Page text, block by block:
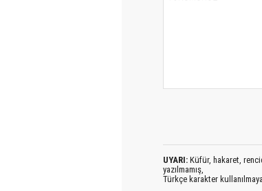
UYARI: Küfür, hakaret,
yazılmamış,
Türkçe karakter